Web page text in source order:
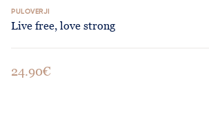
PULOVERJI
Live free, love strong
24.90€